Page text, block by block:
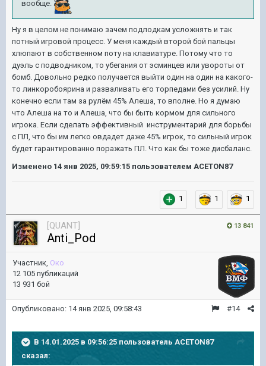
вообще.
Ну я в целом не понимаю зачем подлодкам усложнять и так
потный игровой процесс. У меня каждый второй бой пальцы
хлюпают в собственном поту на клавиатуре. Потому что то
дуэль с подводником, то убегания от эсминцев или увороты от
бомб. Довольно редко получается выйти один на один на какого-
то линкоробоярина и разваливать его торпедами без усилий. Ну
конечно если там за рулём 45% Алеша, то вполне. Но я думаю
что Алеша на то и Алеша, что бы быть кормом для сильного
игрока. Если сделать эффективный инструментарий для борьбы
с ПЛ, что бы им легко овдадет даже 45% игрок, то сильный игрок
будет гарантированно поражать ПЛ. Что как бы тоже дисбаланс.
Изменено 14 янв 2025, 09:59:15 пользователем ACETON87
1 1 1
13 841
[QUANT]
Anti_Pod
Участник, Око
12 105 публикаций
13 931 бой
#14
Опубликовано: 14 янв 2025, 09:58:43
В 14.01.2025 в 09:56:25 пользователь ACETON87
сказал: